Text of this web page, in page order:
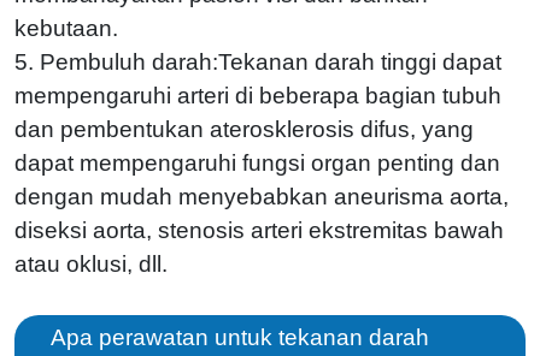
kebutaan.
5. Pembuluh darah:Tekanan darah tinggi dapat
mempengaruhi arteri di beberapa bagian tubuh
dan pembentukan aterosklerosis difus, yang
dapat mempengaruhi fungsi organ penting dan
dengan mudah menyebabkan aneurisma aorta,
diseksi aorta, stenosis arteri ekstremitas bawah
atau oklusi, dll.
Apa perawatan untuk tekanan darah